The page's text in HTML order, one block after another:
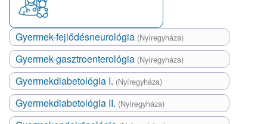
Gyermek-fejlődésneurológia (Nyíregyháza)
Gyermek-gasztroenterológia (Nyíregyháza)
Gyermekdiabetológia I. (Nyíregyháza)
Gyermekdiabetológia II. (Nyíregyháza)